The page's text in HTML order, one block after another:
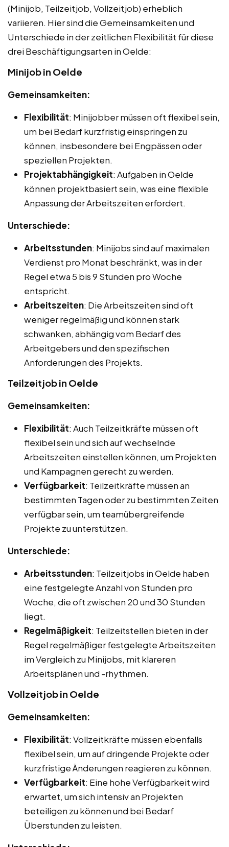
(Minijob, Teilzeitjob, Vollzeitjob) erheblich
variieren. Hier sind die Gemeinsamkeiten und
Unterschiede in der zeitlichen Flexibilität für diese
drei Beschäftigungsarten in Oelde:
Minijob in Oelde
Gemeinsamkeiten:
Flexibilität: Minijobber müssen oft flexibel sein,
um bei Bedarf kurzfristig einspringen zu
können, insbesondere bei Engpässen oder
speziellen Projekten.
Projektabhängigkeit: Aufgaben in Oelde
können projektbasiert sein, was eine flexible
Anpassung der Arbeitszeiten erfordert.
Unterschiede:
Arbeitsstunden: Minijobs sind auf maximalen
Verdienst pro Monat beschränkt, was in der
Regel etwa 5 bis 9 Stunden pro Woche
entspricht.
Arbeitszeiten: Die Arbeitszeiten sind oft
weniger regelmäßig und können stark
schwanken, abhängig vom Bedarf des
Arbeitgebers und den spezifischen
Anforderungen des Projekts.
Teilzeitjob in Oelde
Gemeinsamkeiten:
Flexibilität: Auch Teilzeitkräfte müssen oft
flexibel sein und sich auf wechselnde
Arbeitszeiten einstellen können, um Projekten
und Kampagnen gerecht zu werden.
Verfügbarkeit: Teilzeitkräfte müssen an
bestimmten Tagen oder zu bestimmten Zeiten
verfügbar sein, um teamübergreifende
Projekte zu unterstützen.
Unterschiede:
Arbeitsstunden: Teilzeitjobs in Oelde haben
eine festgelegte Anzahl von Stunden pro
Woche, die oft zwischen 20 und 30 Stunden
liegt.
Regelmäßigkeit: Teilzeitstellen bieten in der
Regel regelmäßiger festgelegte Arbeitszeiten
im Vergleich zu Minijobs, mit klareren
Arbeitsplänen und -rhythmen.
Vollzeitjob in Oelde
Gemeinsamkeiten:
Flexibilität: Vollzeitkräfte müssen ebenfalls
flexibel sein, um auf dringende Projekte oder
kurzfristige Änderungen reagieren zu können.
Verfügbarkeit: Eine hohe Verfügbarkeit wird
erwartet, um sich intensiv an Projekten
beteiligen zu können und bei Bedarf
Überstunden zu leisten.